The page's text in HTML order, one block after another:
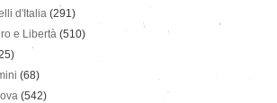
d'Italia (291)
e Libertà (510)
(68)
(542)